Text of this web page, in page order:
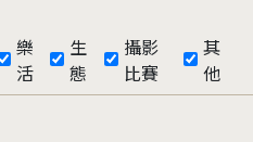
樂
活
生
態
攝影
比賽
其
他